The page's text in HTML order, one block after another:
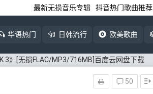
最新无损音乐专辑 抖音热门歌曲推荐
华语热门 日韩流行 欧美歌曲
3》[无损FLAC/MP3/716MB]百度云网盘下载
50